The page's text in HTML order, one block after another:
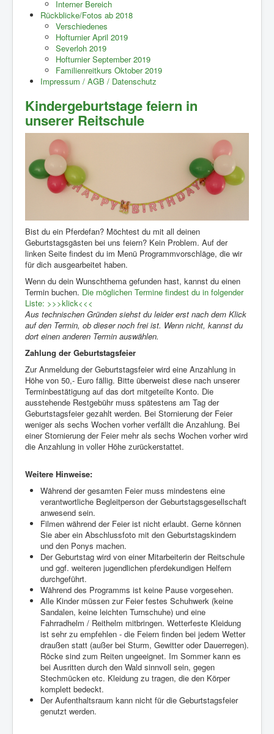
Interner Bereich
Rückblicke/Fotos ab 2018
Verschiedenes
Hofturnier April 2019
Severloh 2019
Hofturnier September 2019
Familienreitkurs Oktober 2019
Impressum / AGB / Datenschutz
Kindergeburtstage feiern in
unserer Reitschule
Bist du ein Pferdefan? Möchtest du mit all deinen
Geburtstagsgästen bei uns feiern? Kein Problem. Auf der
linken Seite findest du im Menü Programmvorschläge, die wir
für dich ausgearbeitet haben.
Wenn du dein Wunschthema gefunden hast, kannst du einen
Termin buchen. Die möglichen Termine findest du in folgender
Liste: >>>klick<<<
Aus technischen Gründen siehst du leider erst nach dem Klick
auf den Termin, ob dieser noch frei ist. Wenn nicht, kannst du
dort einen anderen Termin auswählen.
Zahlung der Geburtstagsfeier
Zur Anmeldung der Geburtstagsfeier wird eine Anzahlung in
Höhe von 50,- Euro fällig. Bitte überweist diese nach unserer
Terminbestätigung auf das dort mitgeteilte Konto. Die
ausstehende Restgebühr muss spätestens am Tag der
Geburtstagsfeier gezahlt werden. Bei Stornierung der Feier
weniger als sechs Wochen vorher verfällt die Anzahlung. Bei
einer Stornierung der Feier mehr als sechs Wochen vorher wird
die Anzahlung in voller Höhe zurückerstattet.
Weitere Hinweise:
Während der gesamten Feier muss mindestens eine
verantwortliche Begleitperson der Geburtstagsgesellschaft
anwesend sein.
Filmen während der Feier ist nicht erlaubt. Gerne können
Sie aber ein Abschlussfoto mit den Geburtstagskindern
und den Ponys machen.
Der Geburtstag wird von einer Mitarbeiterin der Reitschule
und ggf. weiteren jugendlichen pferdekundigen Helfern
durchgeführt.
Während des Programms ist keine Pause vorgesehen.
Alle Kinder müssen zur Feier festes Schuhwerk (keine
Sandalen, keine leichten Turnschuhe) und eine
Fahrradhelm / Reithelm mitbringen. Wetterfeste Kleidung
ist sehr zu empfehlen - die Feiern finden bei jedem Wetter
draußen statt (außer bei Sturm, Gewitter oder Dauerregen).
Röcke sind zum Reiten ungeeignet. Im Sommer kann es
bei Ausritten durch den Wald sinnvoll sein, gegen
Stechmücken etc. Kleidung zu tragen, die den Körper
komplett bedeckt.
Der Aufenthaltsraum kann nicht für die Geburtstagsfeier
genutzt werden.